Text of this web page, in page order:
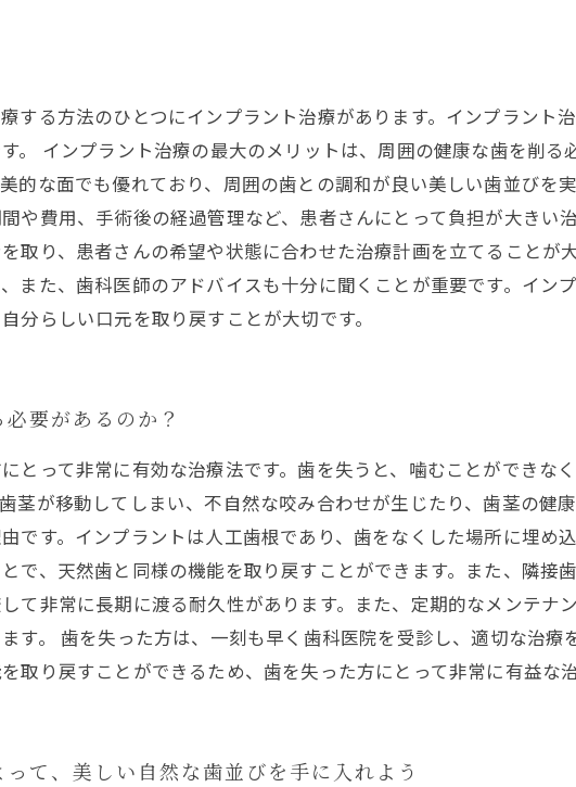
する方法のひとつにインプラント治療があります。インプラント
。 インプラント治療の最大のメリットは、周囲の健康な歯を削
的な面でも優れており、周囲の歯との調和が良い美しい歯並びを
や費用、手術後の経過管理など、患者さんにとって負担が大きい
取り、患者さんの希望や状態に合わせた治療計画を立てることが
また、歯科医師のアドバイスも十分に聞くことが重要です。イン
分らしい口元を取り戻すことが大切です。
要があるのか？
とって非常に有効な治療法です。歯を失うと、噛むことができな
茎が移動してしまい、不自然な咬み合わせが生じたり、歯茎の健
です。インプラントは人工歯根であり、歯をなくした場所に埋め
で、天然歯と同様の機能を取り戻すことができます。また、隣接
て非常に長期に渡る耐久性があります。また、定期的なメンテナ
す。 歯を失った方は、一刻も早く歯科医院を受診し、適切な治
取り戻すことができるため、歯を失った方にとって非常に有益な
て、美しい自然な歯並びを手に入れよう